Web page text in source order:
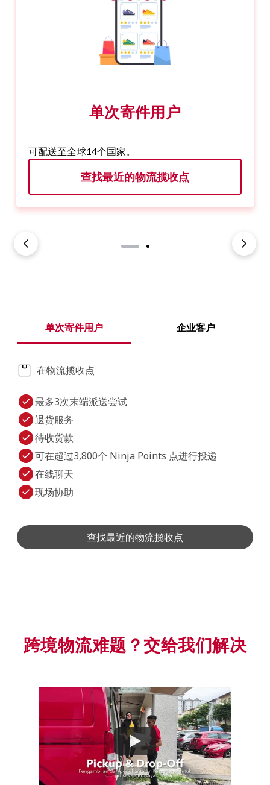
单次寄件用户
可配送至全球14个国家。
查找最近的物流揽收点
单次寄件用户 企业客户
在物流揽收点
最多3次末端派送尝试
退货服务
待收货款
可在超过3,800个 Ninja Points 点进行投递
在线聊天
现场协助
查找最近的物流揽收点
跨境物流难题？交给我们解决